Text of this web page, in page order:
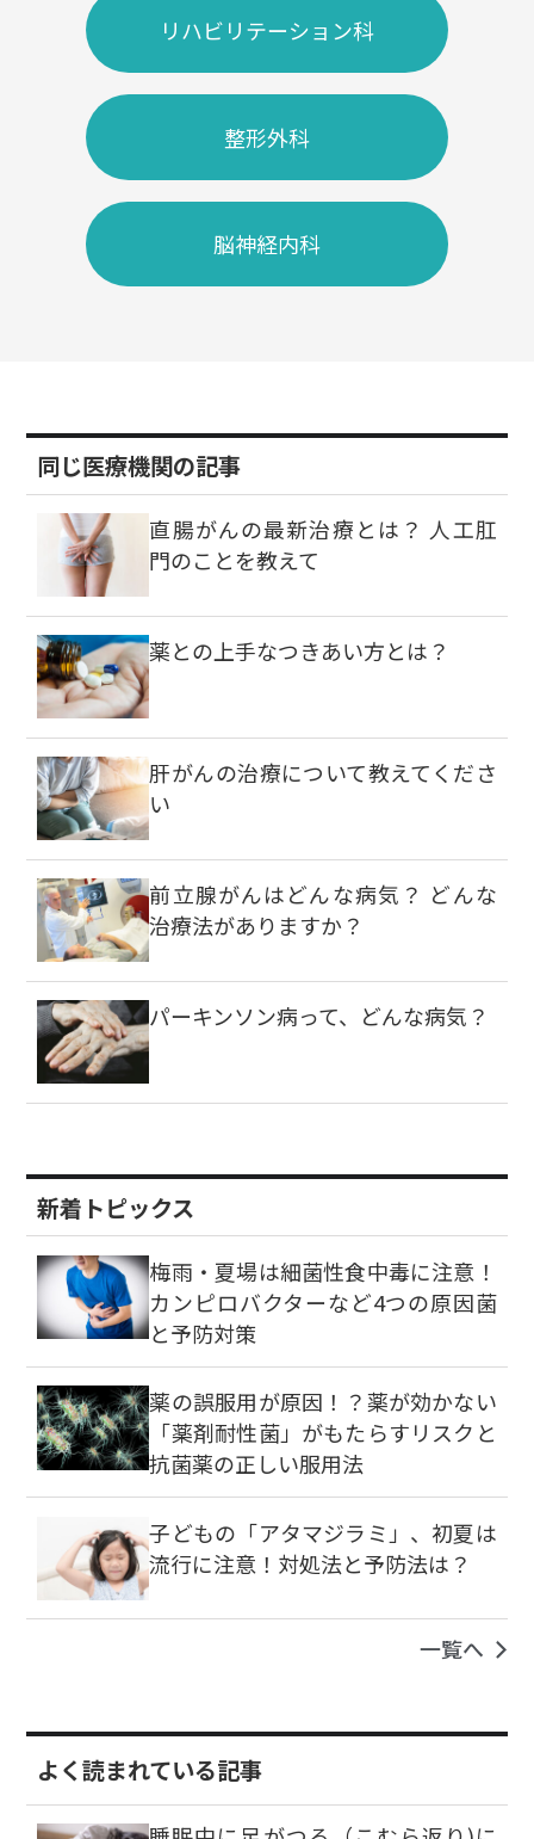
リハビリテーション科
整形外科
脳神経内科
同じ医療機関の記事
直腸がんの最新治療とは？ 人工肛
門のことを教えて
薬との上手なつきあい方とは？
肝がんの治療について教えてくださ
い
前立腺がんはどんな病気？ どんな
治療法がありますか？
パーキンソン病って、どんな病気？
新着トピックス
梅雨・夏場は細菌性食中毒に注意！
カンピロバクターなど4つの原因菌
と予防対策
薬の誤服用が原因！？薬が効かない
「薬剤耐性菌」がもたらすリスクと
抗菌薬の正しい服用法
子どもの「アタマジラミ」、初夏は
流行に注意！対処法と予防法は？
一覧へ
よく読まれている記事